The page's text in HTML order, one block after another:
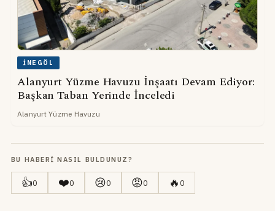
İNEGÖL
Alanyurt Yüzme Havuzu İnşaatı Devam Ediyor:
Başkan Taban Yerinde İnceledi
Alanyurt Yüzme Havuzu
BU HABERI NASIL BULDUNUZ?
👍0 ❤️0 😢0 😡0 🔥0